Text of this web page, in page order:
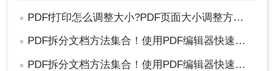
● PDFf打印怎么调整大小?PDF页面大小调整方法集合！
● PDF拆分文档方法集合！使用PDF编辑器快速搞定！
● PDF拆分文档方法集合！使用PDF编辑器快速搞定！